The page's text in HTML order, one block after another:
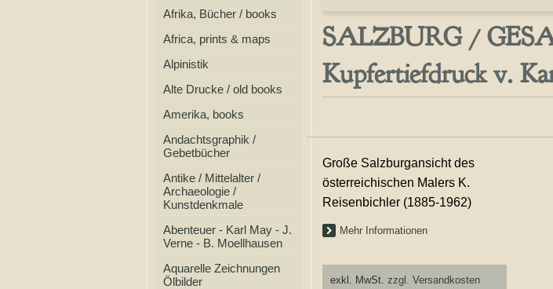
Afrika, Bücher / books
Africa, prints & maps
Alpinistik
Alte Drucke / old books
Amerika, books
Andachtsgraphik /
Gebetbücher
Antike / Mittelalter /
Archaeologie /
Kunstdenkmale
Abenteuer - Karl May - J.
Verne - B. Moellhausen
Aquarelle Zeichnungen
Ölbilder
SALZBURG /
Kupfertiefdruck v.
Große Salzburgansicht des
österreichischen Malers K.
Reisenbichler (1885-1962)
Mehr Informationen
exkl. MwSt. zzgl. Versandkosten